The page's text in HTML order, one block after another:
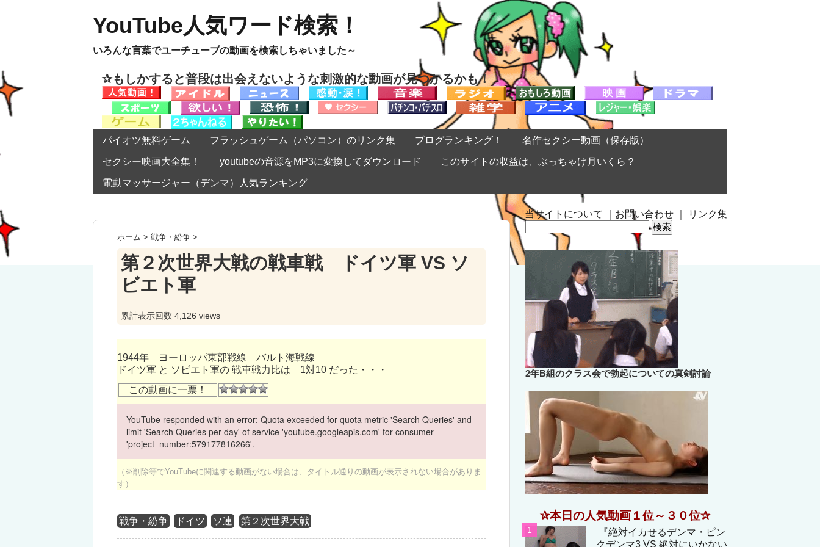
YouTube人気ワード検索！
いろんな言葉でユーチューブの動画を検索しちゃいました～
✰もしかすると普段は出会えないような刺激的な動画が見つかるかも！
パイオツ無料ゲーム フラッシュゲーム（パソコン）のリンク集 ブログランキング！ 名作セクシー動画（保存版）
セクシー映画大全集！ youtubeの音源をMP3に変換してダウンロード このサイトの収益は、ぶっちゃけ月いくら？
電動マッサージャー（デンマ）人気ランキング
当サイトについて お問い合わせ リンク集
ホーム > 戦争・紛争 >
第２次世界大戦の戦車戦 ドイツ軍 VS ソ
ビエト軍
累計表示回数 4,126 views
1944年 ヨーロッパ東部戦線 バルト海戦線
ドイツ軍 と ソビエト軍の 戦車戦力比は 1対10 だった・・・
この動画に一票！
YouTube responded with an error: Quota exceeded for quota metric 'Search Queries' and
limit 'Search Queries per day' of service 'youtube.googleapis.com' for consumer
'project_number:579177816266'.
（※削除等でYouTubeに関連する動画がない場合は、タイトル通りの動画が表示されない場合がありま
す）
戦争・紛争 ドイツ ソ連 第２次世界大戦
検
索:
2年B組のクラス会で勃起についての真剣討論
✰本日の人気動画１位～３０位✰
『絶対イカせるデンマ・ピン
クデンマ3 VS 絶対にいかない